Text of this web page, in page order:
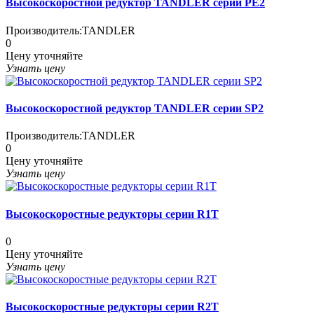
Высокоскоростной редуктор TANDLER серии PE2
Производитель:TANDLER
0
Цену уточняйте
Узнать цену
Высокоскоростной редуктор TANDLER серии SP2
Производитель:TANDLER
0
Цену уточняйте
Узнать цену
Высокоскоростные редукторы серии R1T
0
Цену уточняйте
Узнать цену
Высокоскоростные редукторы серии R2T